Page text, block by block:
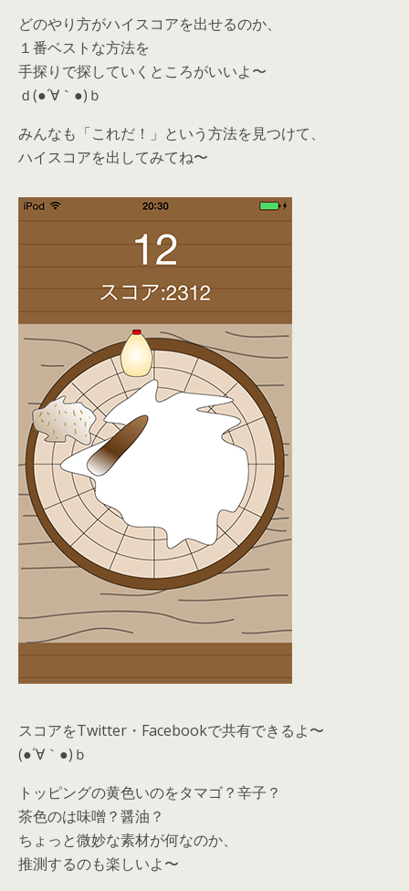
どのやり方がハイスコアを出せるのか、
１番ベストな方法を
手探りで探していくところがいいよ〜
ｄ(●´∀｀●)ｂ
みんなも「これだ！」という方法を見つけて、
ハイスコアを出してみてね〜
スコアをTwitter・Facebookで共有できるよ〜
(●´∀｀●)ｂ
トッピングの黄色いのをタマゴ？辛子？
茶色のは味噌？醤油？
ちょっと微妙な素材が何なのか、
推測するのも楽しいよ〜